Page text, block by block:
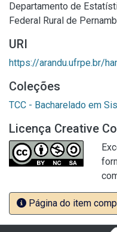
Departamento de
Federal Rural de
URI
https://arandu.ufrpe.br/
Coleções
TCC - Bacharelado em
Licença Creative
Página do item